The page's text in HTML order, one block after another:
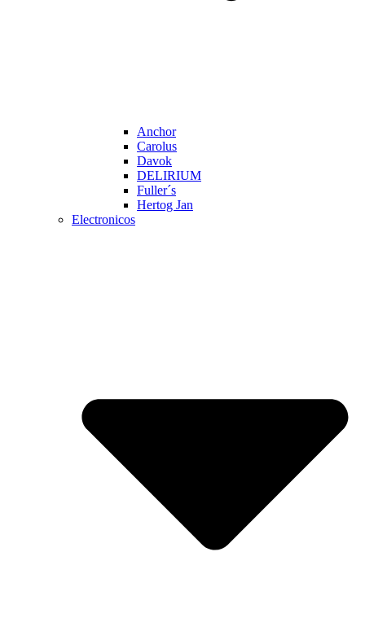
Anchor
Carolus
Davok
DELIRIUM
Fuller´s
Hertog Jan
Electronicos